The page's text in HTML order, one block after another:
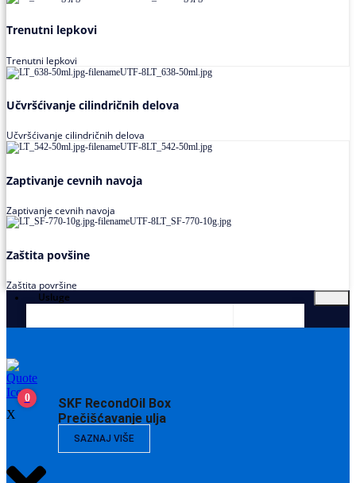
Trenutni lepkovi
Trenutni lepkovi
Učvršćivanje cilindričnih delova
Učvršćivanje cilindričnih delova
Zaptivanje cevnih navoja
Zaptivanje cevnih navoja
Zaštita povšine
Zaštita površine
Usluge
SKF RecondOil Box
Prečišćavanje ulja
SAZNAJ VIŠE
0
X